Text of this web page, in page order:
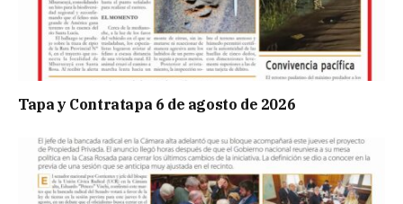
Tapa y Contratapa 6 de agosto de 2026